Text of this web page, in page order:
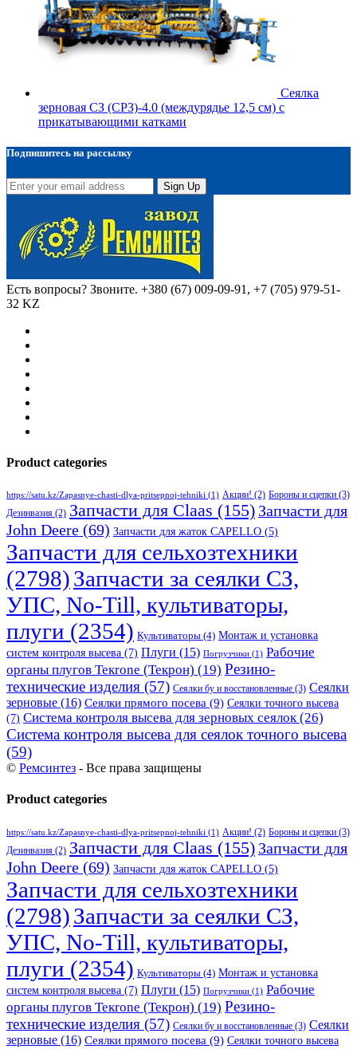
Сеялка
зерновая СЗ (СРЗ)-4.0 (междурядье 12,5 см) с
прикатывающими катками
Подпишитесь на рассылку
Sign Up
Есть вопросы? Звоните. +380 (67) 009-09-91, +7 (705) 979-51-
32 KZ
Product categories
https://satu.kz/Zapasnye-chasti-dlya-pritsepnoj-tehniki (1) Акции! (2) Бороны и сцепки (3)
Дезинвазия (2) Запчасти для Claas (155) Запчасти для
John Deere (69) Запчасти для жаток CAPELLO (5)
Запчасти для сельхозтехники
(2798)Запчасти за сеялки СЗ,
УПС, No-Till, культиваторы,
плуги (2354) Культиваторы (4) Монтаж и установка
систем контроля высева (7) Плуги (15) Погрузчики (1) Рабочие
органы плугов Текrоne (Текрон) (19) Резино-
технические изделия (57) Сеялки бу и восстановленные (3) Сеялки
зерновые (16) Сеялки прямого посева (9) Сеялки точного высева
(7) Система контроля высева для зерновых сеялок(26)
Система контроля высева для сеялок точного высева
(59)
© Ремсинтез - Все права защищены
Product categories
https://satu.kz/Zapasnye-chasti-dlya-pritsepnoj-tehniki (1) Акции! (2) Бороны и сцепки (3)
Дезинвазия (2) Запчасти для Claas (155) Запчасти для
John Deere (69) Запчасти для жаток CAPELLO (5)
Запчасти для сельхозтехники
(2798)Запчасти за сеялки СЗ,
УПС, No-Till, культиваторы,
плуги (2354) Культиваторы (4) Монтаж и установка
систем контроля высева (7) Плуги (15) Погрузчики (1) Рабочие
органы плугов Текrоne (Текрон) (19) Резино-
технические изделия (57) Сеялки бу и восстановленные (3) Сеялки
зерновые (16) Сеялки прямого посева (9) Сеялки точного высева